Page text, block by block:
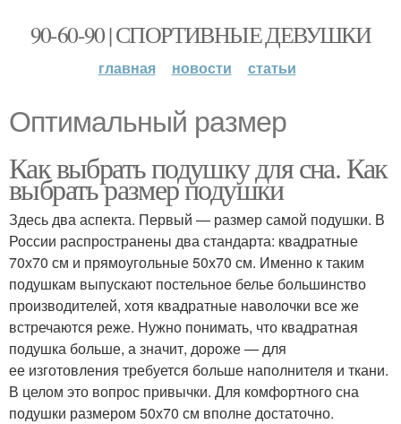
90-60-90 | СПОРТИВНЫЕ ДЕВУШКИ
главная новости статьи
Оптимальный размер
Как выбрать подушку для сна. Как
выбрать размер подушки
Здесь два аспекта. Первый — размер самой подушки. В
России распространены два стандарта: квадратные
70х70 см и прямоугольные 50х70 см. Именно к таким
подушкам выпускают постельное белье большинство
производителей, хотя квадратные наволочки все же
встречаются реже. Нужно понимать, что квадратная
подушка больше, а значит, дороже — для
ее изготовления требуется больше наполнителя и ткани.
В целом это вопрос привычки. Для комфортного сна
подушки размером 50х70 см вполне достаточно.